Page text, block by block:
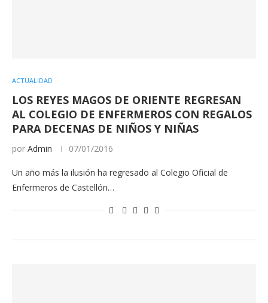
ACTUALIDAD
LOS REYES MAGOS DE ORIENTE REGRESAN
AL COLEGIO DE ENFERMEROS CON REGALOS
PARA DECENAS DE NIÑOS Y NIÑAS
por Admin 07/01/2016
Un año más la ilusión ha regresado al Colegio Oficial de
Enfermeros de Castellón…